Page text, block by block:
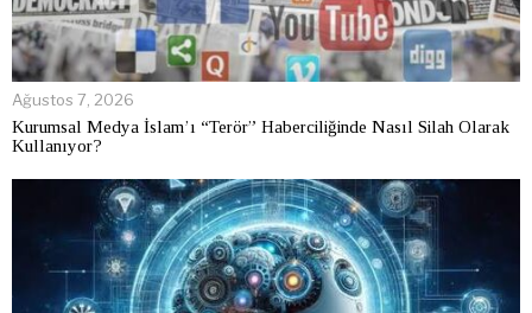
Ağustos 7, 2026
Kurumsal Medya İslam’ı “Terör” Haberciliğinde Nasıl Silah Olarak
Kullanıyor?